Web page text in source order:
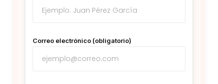
Correo electrónico (obligatorio)